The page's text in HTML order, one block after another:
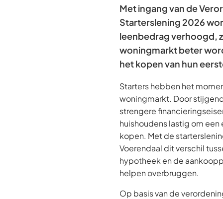
Met ingang van de
Starterslening 2026
leenbedrag verhoogd,
woningmarkt beter
het kopen van hun
Starters hebben het
woningmarkt. Door
strengere
huishoudens lastig om
kopen. Met de
Voerendaal dit verschil
hypotheek en de
helpen overbruggen.
Op basis van de